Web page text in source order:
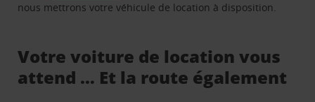
nous mettrons votre véhicule de location à disposition.
Votre voiture de location vous
attend … Et la route également